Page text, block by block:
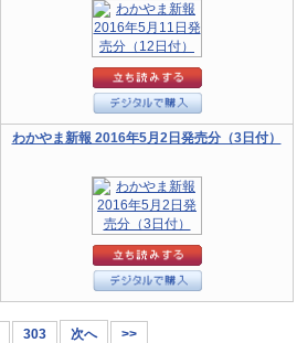
わかやま新報 2016年5月2日発売分（3日付）
303 次へ >>